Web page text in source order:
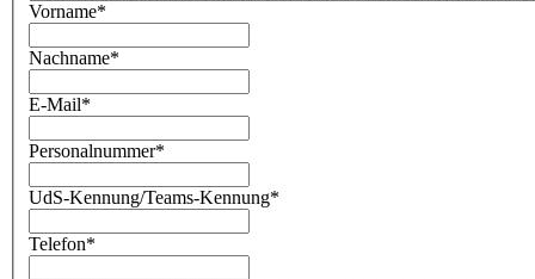
Vorname*
Nachname*
E-Mail*
Personalnummer*
UdS-Kennung/Teams-Kennung*
Telefon*